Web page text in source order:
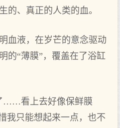
的、真正的人类的血。
血液，在岁芒的意念驱动
的“薄膜”，覆盖在了浴缸
……看上去好像保鲜膜
我只能想起来一点，也不